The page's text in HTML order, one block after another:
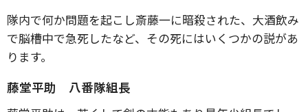
隊内で何か問題を起こし斎藤一に暗殺された、大酒飲み
で脳槽中で急死したなど、その死にはいくつかの説があ
ります。
藤堂平助 八番隊組長